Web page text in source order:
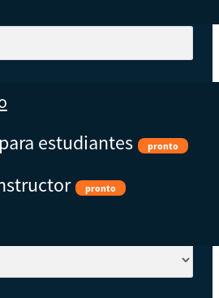
estudiantes pronto
pronto